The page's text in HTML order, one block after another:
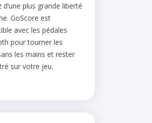
d’une plus grande liberté
GoScore est
avec les pédales
pour tourner les
les mains et rester
sur votre jeu.